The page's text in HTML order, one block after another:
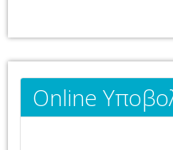
Online